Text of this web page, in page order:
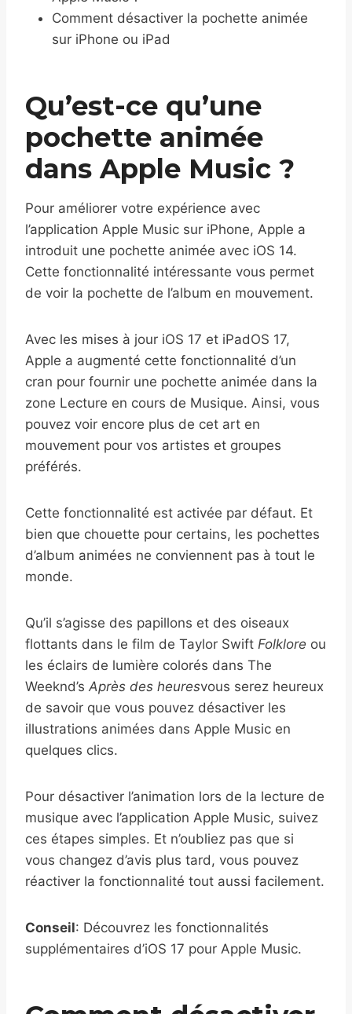
Comment désactiver la pochette animée
sur iPhone ou iPad
Qu’est-ce qu’une
pochette animée
dans Apple Music ?
Pour améliorer votre expérience avec
l’application Apple Music sur iPhone, Apple a
introduit une pochette animée avec iOS 14.
Cette fonctionnalité intéressante vous permet
de voir la pochette de l’album en mouvement.
Avec les mises à jour iOS 17 et iPadOS 17,
Apple a augmenté cette fonctionnalité d’un
cran pour fournir une pochette animée dans la
zone Lecture en cours de Musique. Ainsi, vous
pouvez voir encore plus de cet art en
mouvement pour vos artistes et groupes
préférés.
Cette fonctionnalité est activée par défaut. Et
bien que chouette pour certains, les pochettes
d’album animées ne conviennent pas à tout le
monde.
Qu’il s’agisse des papillons et des oiseaux
flottants dans le film de Taylor Swift Folklore ou
les éclairs de lumière colorés dans The
Weeknd’s Après des heuresvous serez heureux
de savoir que vous pouvez désactiver les
illustrations animées dans Apple Music en
quelques clics.
Pour désactiver l’animation lors de la lecture de
musique avec l’application Apple Music, suivez
ces étapes simples. Et n’oubliez pas que si
vous changez d’avis plus tard, vous pouvez
réactiver la fonctionnalité tout aussi facilement.
Conseil: Découvrez les fonctionnalités
supplémentaires d’iOS 17 pour Apple Music.